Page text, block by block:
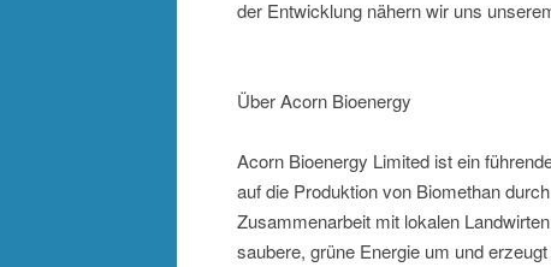
der Entwicklung nähern wir uns
Über Acorn Bioenergy
Acorn Bioenergy Limited ist ein
auf die Produktion von Biomethan
Zusammenarbeit mit lokalen
saubere, grüne Energie um und